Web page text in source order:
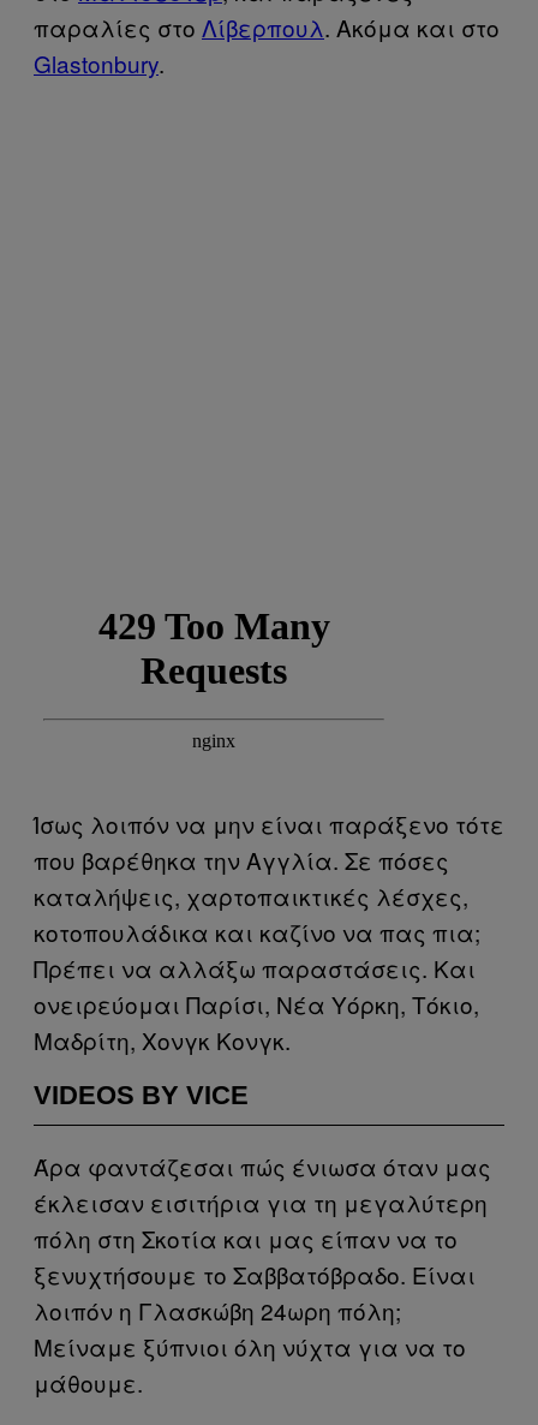
παραλίες στο Λίβερπουλ. Ακόμα και στο
Glastonbury.
Ίσως λοιπόν να μην είναι παράξενο τότε
που βαρέθηκα την Αγγλία. Σε πόσες
καταλήψεις, χαρτοπαικτικές λέσχες,
κοτοπουλάδικα και καζίνο να πας πια;
Πρέπει να αλλάξω παραστάσεις. Και
ονειρεύομαι Παρίσι, Νέα Υόρκη, Τόκιο,
Μαδρίτη, Χονγκ Κονγκ.
VIDEOS BY VICE
Άρα φαντάζεσαι πώς ένιωσα όταν μας
έκλεισαν εισιτήρια για τη μεγαλύτερη
πόλη στη Σκοτία και μας είπαν να το
ξενυχτήσουμε το Σαββατόβραδο. Είναι
λοιπόν η Γλασκώβη 24ωρη πόλη;
Μείναμε ξύπνιοι όλη νύχτα για να το
μάθουμε.